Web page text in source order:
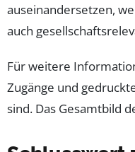
auseinandersetzen,
auch
Für weitere
Zugänge und
sind. Das Gesamtbild